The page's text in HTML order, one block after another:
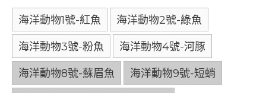
海洋動物1號-紅魚 海洋動物2號-綠魚
海洋動物3號-粉魚 海洋動物4號-河豚
海洋動物8號-蘇眉魚 海洋動物9號-短蛸